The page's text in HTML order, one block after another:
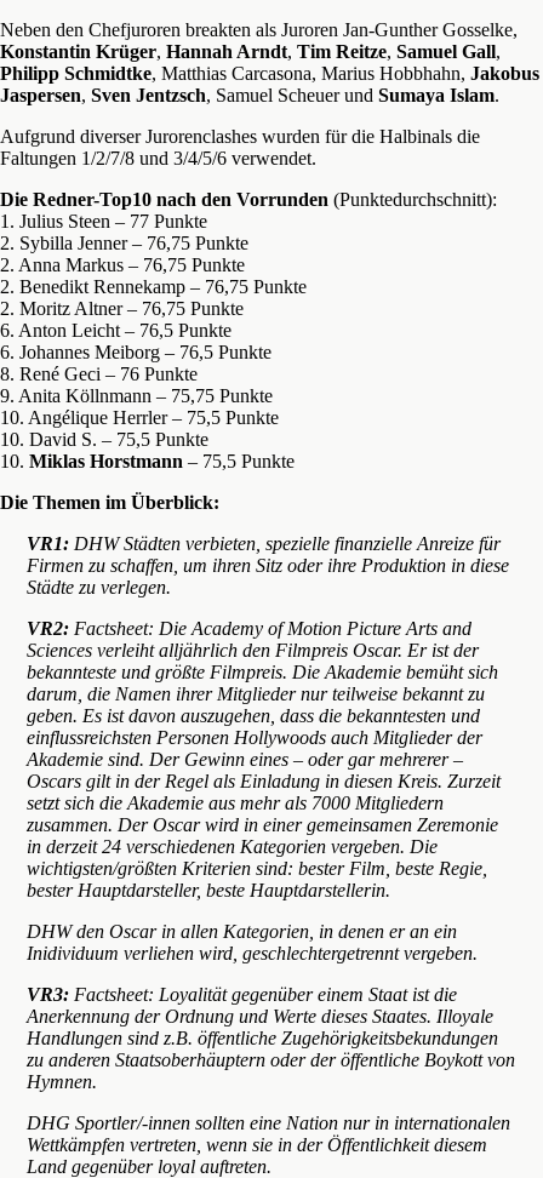
Neben den Chefjuroren breakten als Juroren Jan-Gunther Gosselke,
Konstantin Krüger, Hannah Arndt, Tim Reitze, Samuel Gall,
Philipp Schmidtke, Matthias Carcasona, Marius Hobbhahn, Jakobus
Jaspersen, Sven Jentzsch, Samuel Scheuer und Sumaya Islam.
Aufgrund diverser Jurorenclashes wurden für die Halbinals die
Faltungen 1/2/7/8 und 3/4/5/6 verwendet.
Die Redner-Top10 nach den Vorrunden (Punktedurchschnitt):
1. Julius Steen – 77 Punkte
2. Sybilla Jenner– 76,75 Punkte
2. Anna Markus – 76,75 Punkte
2. Benedikt Rennekamp – 76,75 Punkte
2. Moritz Altner– 76,75 Punkte
6. Anton Leicht – 76,5 Punkte
6. Johannes Meiborg – 76,5 Punkte
8. René Geci – 76 Punkte
9. Anita Köllnmann – 75,75 Punkte
10. Angélique Herrler– 75,5 Punkte
10. David S. – 75,5 Punkte
10. Miklas Horstmann – 75,5 Punkte
Die Themen im Überblick:
VR1: DHW Städten verbieten, spezielle finanzielle Anreize für
Firmen zu schaffen, um ihren Sitz oder ihre Produktion in diese
Städte zu verlegen.
VR2: Factsheet: Die Academy of Motion Picture Arts and
Sciences verleiht alljährlich den Filmpreis Oscar. Er ist der
bekannteste und größte Filmpreis. Die Akademie bemüht sich
darum, die Namen ihrer Mitglieder nur teilweise bekannt zu
geben. Es ist davon auszugehen, dass die bekanntesten und
einflussreichsten Personen Hollywoods auch Mitglieder der
Akademie sind. Der Gewinn eines– oder gar mehrerer–
Oscars gilt in der Regel als Einladung in diesen Kreis. Zurzeit
setzt sich die Akademie aus mehr als 7000 Mitgliedern
zusammen. Der Oscar wird in einer gemeinsamen Zeremonie
in derzeit 24 verschiedenen Kategorien vergeben. Die
wichtigsten/größten Kriterien sind: bester Film, beste Regie,
bester Hauptdarsteller, beste Hauptdarstellerin.
DHW den Oscar in allen Kategorien, in denen er an ein
Inidividuum verliehen wird, geschlechtergetrennt vergeben.
VR3: Factsheet: Loyalität gegenüber einem Staat ist die
Anerkennung der Ordnung und Werte dieses Staates. Illoyale
Handlungen sind z.B. öffentliche Zugehörigkeitsbekundungen
zu anderen Staatsoberhäuptern oder der öffentliche Boykott von
Hymnen.
DHG Sportler/-innen sollten eine Nation nur in internationalen
Wettkämpfen vertreten, wenn sie in der Öffentlichkeit diesem
Land gegenüber loyal auftreten.